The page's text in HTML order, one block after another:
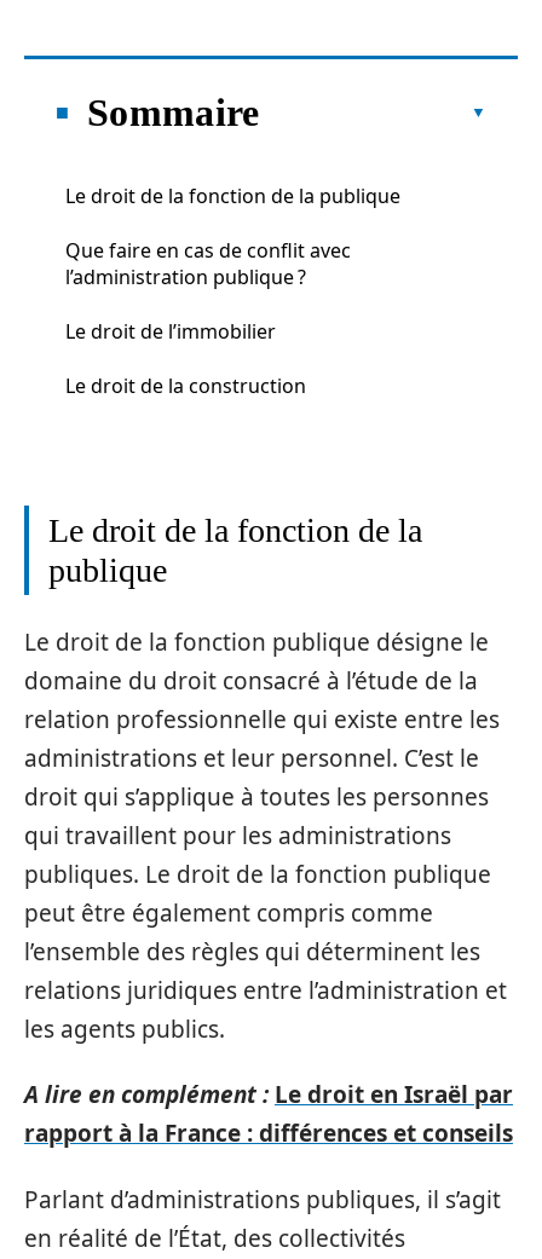
Sommaire
Le droit de la fonction de la publique
Que faire en cas de conflit avec
l’administration publique ?
Le droit de l’immobilier
Le droit de la construction
Le droit de la fonction de la
publique
Le droit de la fonction publique désigne le
domaine du droit consacré à l’étude de la
relation professionnelle qui existe entre les
administrations et leur personnel. C’est le
droit qui s’applique à toutes les personnes
qui travaillent pour les administrations
publiques. Le droit de la fonction publique
peut être également compris comme
l’ensemble des règles qui déterminent les
relations juridiques entre l’administration et
les agents publics.
A lire en complément : Le droit en Israël par
rapport à la France : différences et conseils
Parlant d’administrations publiques, il s’agit
en réalité de l’État, des collectivités